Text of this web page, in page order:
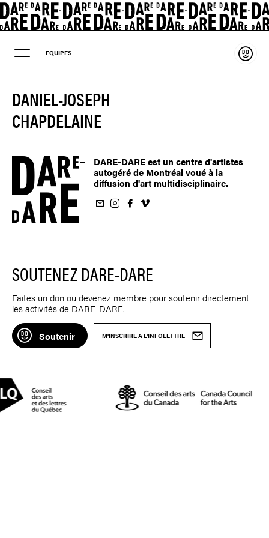
ÉQUIPES
DANIEL-JOSEPH
CHAPDELAINE
DARE-DARE est un centre d'artistes
autogéré de Montréal voué à la
diffusion d'art multidisciplinaire.
sur Instagram
sur Facebook
nous sur Vimeo
SOUTENEZ DARE-DARE
Faites un don ou devenez membre pour soutenir directement
les activités de DARE-DARE.
Soutenir M'INSCRIRE À L'INFOLETTRE